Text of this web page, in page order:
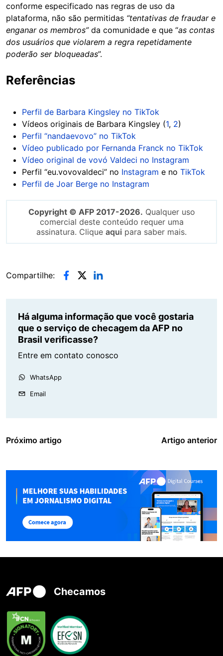
conforme especificado nas regras de uso da
plataforma, não são permitidas “tentativas de fraudar e
enganar os membros”da comunidade e que “as contas
dos usuários que violarem a regra repetidamente
poderão ser bloqueadas”.
Referências
Perfil de Barbara Kingsley no TikTok
Vídeos originais de Barbara Kingsley (1, 2)
Perfil “nandaevovo” no TikTok
Vídeo publicado por Fernanda Franck no TikTok
Vídeo original de vovó Valdeci no Instagram
Perfil “eu.vovovaldeci” no Instagram e no TikTok
Perfil de Joar Berge no Instagram
Copyright © AFP 2017-2026. Qualquer uso
comercial deste conteúdo requer uma
assinatura. Clique aqui para saber mais.
Compartilhe:
Há alguma informação que você gostaria
que o serviço de checagem da AFP no
Brasil verificasse?
Entre em contato conosco
WhatsApp
Email
Próximo artigo Artigo anterior
Checamos